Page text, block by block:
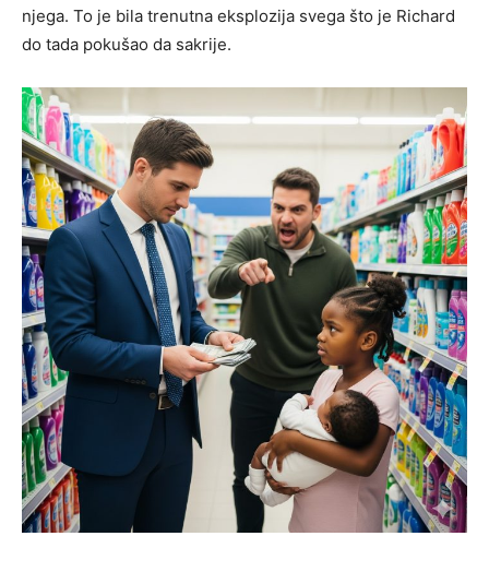
njega. To je bila trenutna eksplozija svega što je Richard
do tada pokušao da sakrije.